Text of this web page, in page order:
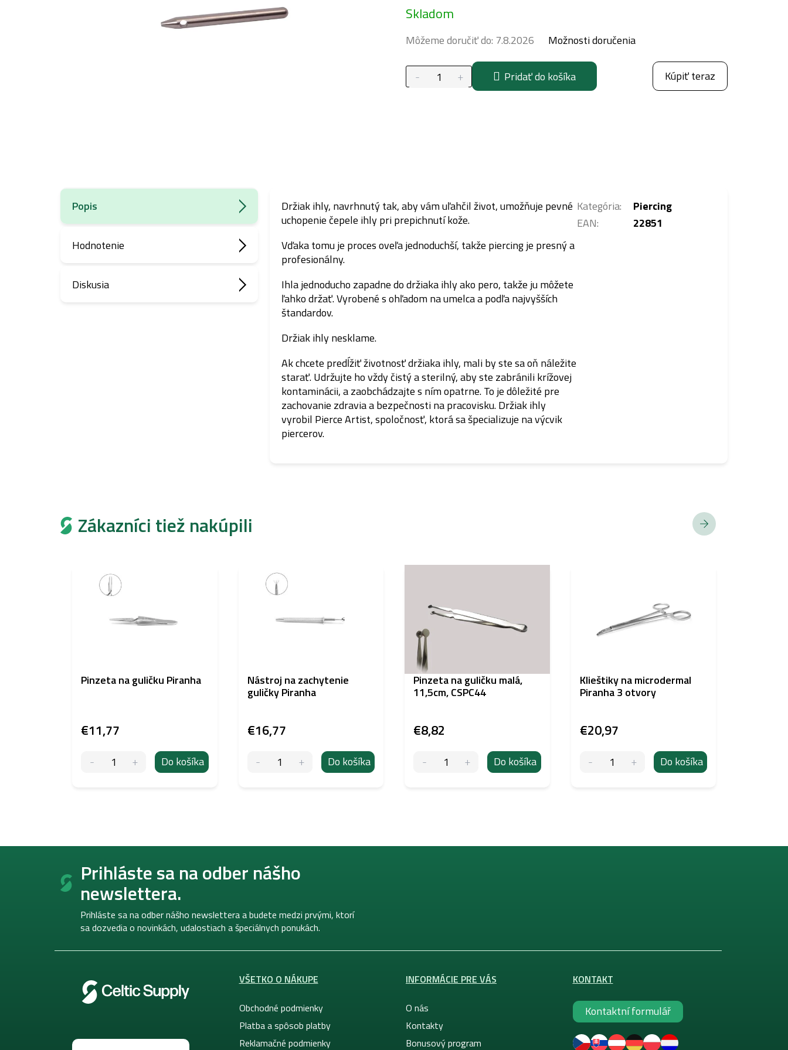
cena:
Skladom
Môžeme doručiť do: 7.8.2026 Možnosti doručenia
Pridať do košíka Kúpiť teraz
Popis
Hodnotenie
Diskusia
Držiak ihly, navrhnutý tak, aby vám uľahčil život, umožňuje pevné
uchopenie čepele ihly pri prepichnutí kože.
Vďaka tomu je proces oveľa jednoduchší, takže piercing je presný a
profesionálny.
Ihla jednoducho zapadne do držiaka ihly ako pero, takže ju môžete
ľahko držať.Vyrobené s ohľadom na umelca a podľa najvyšších
štandardov.
Držiak ihly nesklame.
Ak chcete predĺžiť životnosť držiaka ihly, mali by ste sa oň náležite
starať.Udržujte ho vždy čistý a sterilný, aby ste zabránili krížovej
kontaminácii, a zaobchádzajte s ním opatrne.To je dôležité pre
zachovanie zdravia a bezpečnosti na pracovisku.Držiak ihly
vyrobil Pierce Artist,spoločnosť, ktorá sa špecializuje na výcvik
piercerov.
Kategória:
Piercing
EAN: 22851
Zákazníci tiež nakúpili
Pinzeta na guličku Piranha
€11,77
Do košíka
Nástroj na zachytenie
guličky Piranha
€16,77
Do košíka
Pinzeta na guličku malá,
11,5cm, CSPC44
€8,82
Do košíka
Klieštiky na microdermal
Piranha 3 otvory
€20,97
Do košíka
Z
Prihláste sa na odber nášho
newslettera.
Prihláste sa na odber nášho newslettera a budete medzi prvými, ktorí
sa dozvedia o novinkách, udalostiach a špeciálnych ponukách.
VŠETKO O NÁKUPE
Obchodné podmienky
Platba a spôsob platby
Reklamačné podmienky
INFORMÁCIE PRE VÁS
O nás
Kontakty
Bonusový program
KONTAKT
Kontaktní formulář